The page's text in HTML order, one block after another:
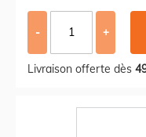
- +
Livraison offerte dès